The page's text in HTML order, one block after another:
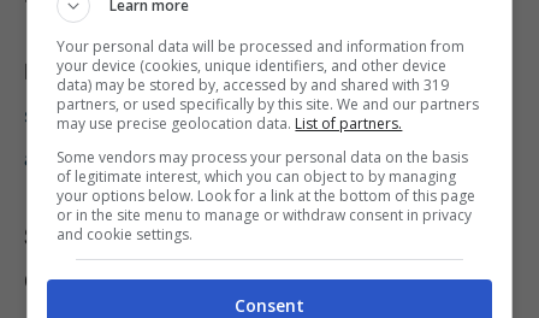
LEGGI ANCHE:Questi segni zodiacali ti
svolteranno la giornata, con loro non puoi mai
annoiarti
Segni zodiacali più fortunati durante
questa settimana: ecco quali sono
Learn more
Your personal data will be processed and information from
your device (cookies, unique identifiers, and other device
data) may be stored by, accessed by and shared with 319
partners, or used specifically by this site. We and our partners
may use precise geolocation data. List of partners.
Some vendors may process your personal data on the basis
of legitimate interest, which you can object to by managing
your options below. Look for a link at the bottom of this page
or in the site menu to manage or withdraw consent in privacy
and cookie settings.
Consent